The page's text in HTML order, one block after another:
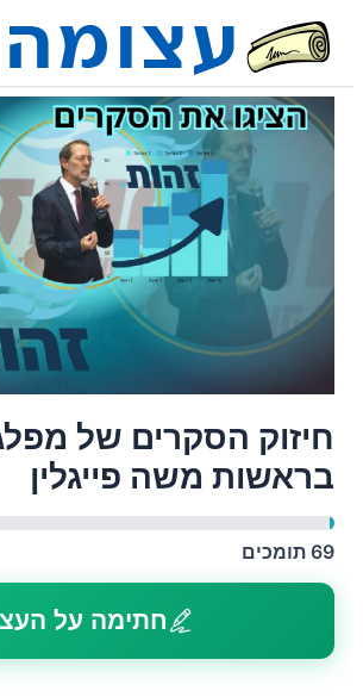
חיזוק הסקרים של
בראשות משה פייגלין
69 תומכים
חתימה על